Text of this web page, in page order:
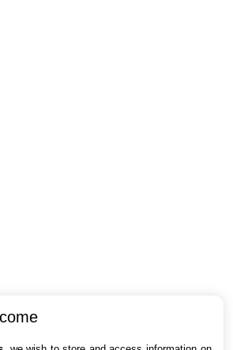
Partagez !